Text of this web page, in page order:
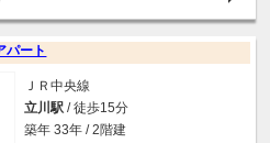
パート
ＪＲ中央線
立川駅 / 徒歩15分
築年 33年 / 2階建